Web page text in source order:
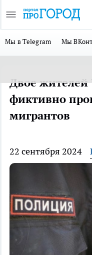
Мы в Telegram Мы
Двое жителей
фиктивно
мигрантов
22 сентября 2024